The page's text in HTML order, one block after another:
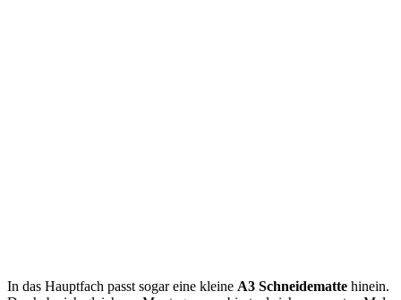
In das Hauptfach passt sogar eine kleine A3 Schneidematte hinein.